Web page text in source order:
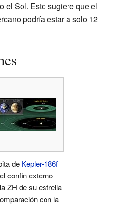
el Sol. Esto sugiere que el
podría estar a solo 12
de Kepler-186f
confín externo
ZH de su estrella
con la